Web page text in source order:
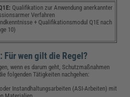
Qualifikation zur Anwendung anerkannter
Verfahren
+ Qualifikationsmodul Q1E nach
10)
Für wen gilt die Regel?
wenn es darum geht, Schutzmaßnahmen
folgenden Tätigkeiten nachgehen:
Instandhaltungsarbeiten (ASI-Arbeiten) mit